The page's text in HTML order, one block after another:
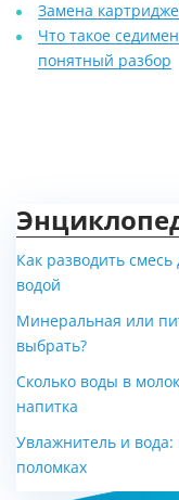
Замена
Что такое
понятный разбор
Как разводить
водой
Минеральная или
выбрать?
Сколько воды в
напитка
Увлажнитель и вода:
поломках